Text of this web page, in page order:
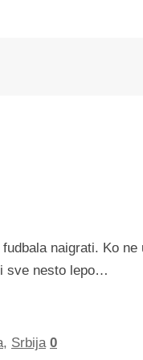
naigrati. Ko ne
i sve nesto lepo…
, Srbija 0